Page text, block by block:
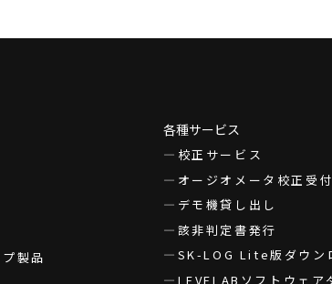
製品
各種サービス
校正サービス
オージオメータ校正受付
デモ機貸し出し
該非判定書発行
SK-LOG Lite版ダウン
LEVELABソフトウェア